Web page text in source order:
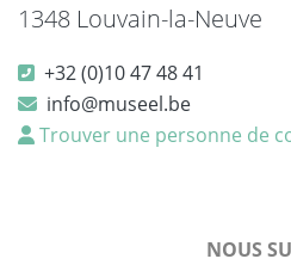
1348 Louvain-la-Neuve
+32 (0)10 47 48 41
info@museel.be
Trouver une personne de
NOUS